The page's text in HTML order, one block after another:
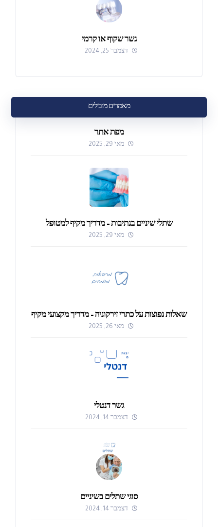
גשר שקוף או קרמי
דצמבר 25, 2024
מאמרים מובילים
מפת אתר
מאי 29, 2025
שתלי שיניים בנתיבות – מדריך מקיף למטופל
מאי 29, 2025
שאלות נפוצות על כתרי זירקוניה – מדריך מקצועי מקיף
מאי 26, 2025
גשר דנטלי
דצמבר 14, 2024
סוגי שתלים בשיניים
דצמבר 14, 2024